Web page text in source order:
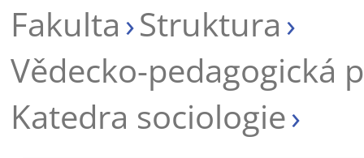
Fakulta Struktura
Vědecko-pedagogická
Katedra sociologie